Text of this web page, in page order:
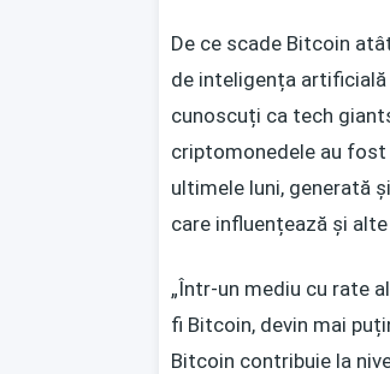
De ce scade Bitcoin
de inteligența
cunoscuți ca tech
criptomonedele au
ultimele luni, generată
care influențează și
„Într-un mediu cu rate
fi Bitcoin, devin mai
Bitcoin contribuie la